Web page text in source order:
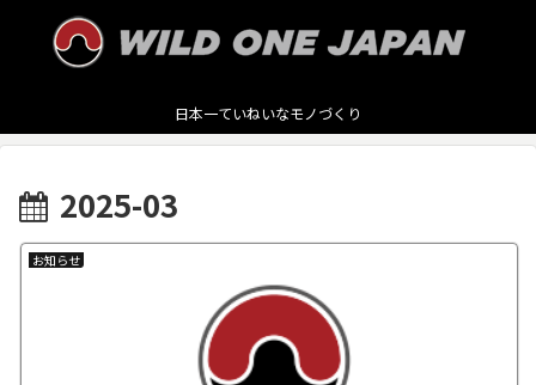
日本一ていねいなモノづくり
2025-03
お知らせ